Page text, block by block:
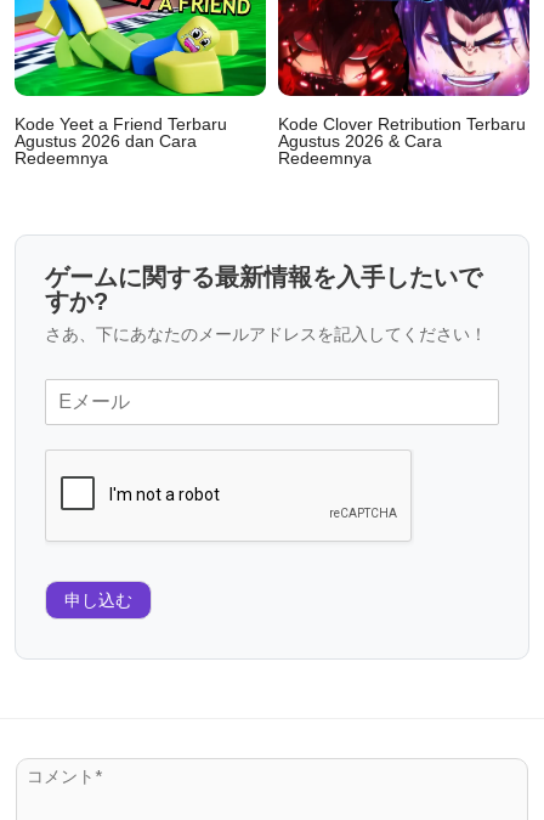
Kode Yeet a Friend Terbaru
Agustus 2026 dan Cara
Redeemnya
Kode Clover Retribution Terbaru
Agustus 2026 & Cara
Redeemnya
ゲームに関する最新情報を入手したいで
すか?
さあ、下にあなたのメールアドレスを記入してください！
申し込む